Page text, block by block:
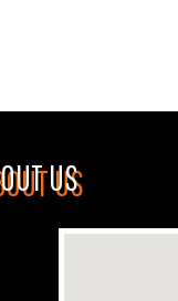
US